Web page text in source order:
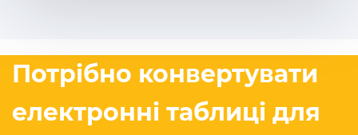
Потрібно конвертувати
електронні таблиці для